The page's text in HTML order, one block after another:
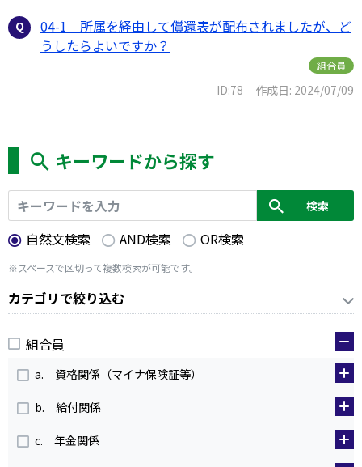
04-1 所属を経由して償還表が配布されましたが、ど
うしたらよいですか？
組合員
ID:78 作成日: 2024/07/09
キーワードから探す
自然文検索 AND検索 OR検索
※スペースで区切って複数検索が可能です。
カテゴリで絞り込む
組合員
a. 資格関係（マイナ保険証等）
b. 給付関係
c. 年金関係